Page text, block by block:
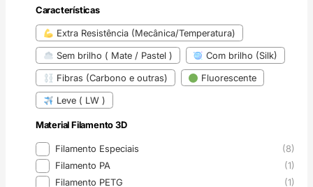
Características
Características
Extra Resistência (Mecânica/Temperatura)
Sem brilho ( Mate / Pastel )
Com brilho (Silk)
Fibras (Carbono e outras)
Fluorescente
Leve ( LW )
Material Filamento 3D
Material Filamento 3D
Filamento Especiais
(8)
Filamento PA
(1)
Filamento PETG
(1)